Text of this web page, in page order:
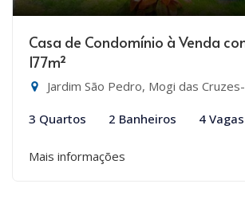
Casa de Condomínio à Venda
177m²
Jardim São Pedro, Mogi das
3 Quartos 2 Banheiros 4 Vagas
Mais informações